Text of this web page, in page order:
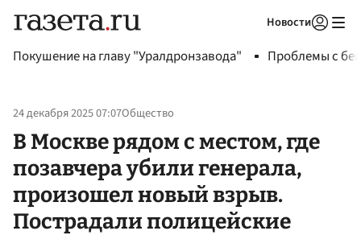
Новости
Покушение на главу "Уралдронзавода" Проблемы с
24 декабря 2025 07:07Общество
В Москве рядом с местом, где
позавчера убили генерала,
произошел новый взрыв.
Пострадали полицейские